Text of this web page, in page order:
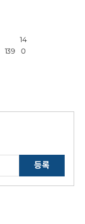
139
14
0
등록